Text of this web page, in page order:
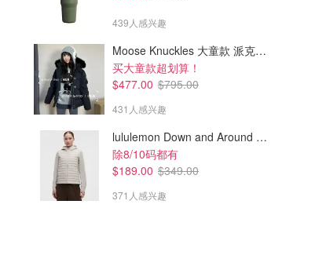
439人感兴趣
Moose Knuckles 大童款 派克羽绒服
买大童款超划算！
$477.00 $795.00
431人感兴趣
lululemon Down and Around 羽绒夹克
除8/10码都有
$189.00 $349.00
371人感兴趣